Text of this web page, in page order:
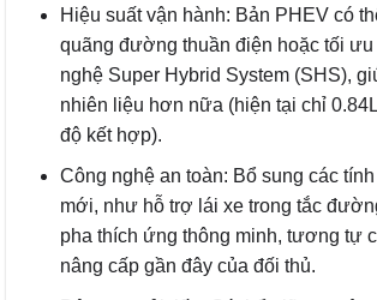
Hiệu suất vận hành: Bản PHEV có
quãng đường thuần điện hoặc tối ưu
nghệ Super Hybrid System (SHS),
nhiên liệu hơn nữa (hiện tại chỉ
độ kết hợp).
Công nghệ an toàn: Bổ sung các
mới, như hỗ trợ lái xe trong tắc
pha thích ứng thông minh, tương tự
nâng cấp gần đây của đối thủ.